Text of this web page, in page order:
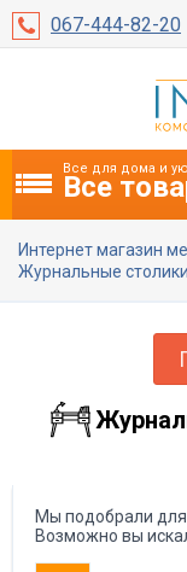
067-444-82-20
Все для дома и
Все
Интернет магазин
Журнальные столики
Мы подобрали
Возможно вы